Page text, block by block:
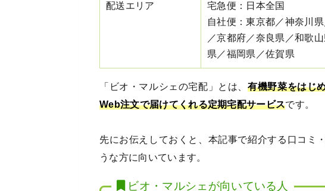
配送エリア
宅急便：日本全国
自社便：東京都／神奈川
／京都府／奈良県／和歌
県／福岡県／佐賀県
「ビオ・マルシェの宅配」とは、有機野菜をはじ
Web注文で届けてくれる定期宅配サービスです。
先にお伝えしておくと、本記事で紹介する口コミ
うな方に向いています。
ビオ・マルシェが向いている人